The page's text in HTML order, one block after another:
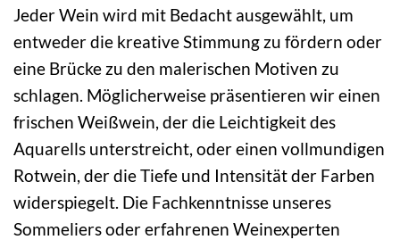
Jeder Wein wird mit Bedacht ausgewählt, um
entweder die kreative Stimmung zu fördern oder
eine Brücke zu den malerischen Motiven zu
schlagen. Möglicherweise präsentieren wir einen
frischen Weißwein, der die Leichtigkeit des
Aquarells unterstreicht, oder einen vollmundigen
Rotwein, der die Tiefe und Intensität der Farben
widerspiegelt. Die Fachkenntnisse unseres
Sommeliers oder erfahrenen Weinexperten